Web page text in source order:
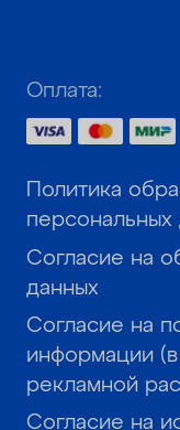
Оплата:
Политика
персональных
Согласие на
данных
Согласие на
информации
рекламной
Согласие на